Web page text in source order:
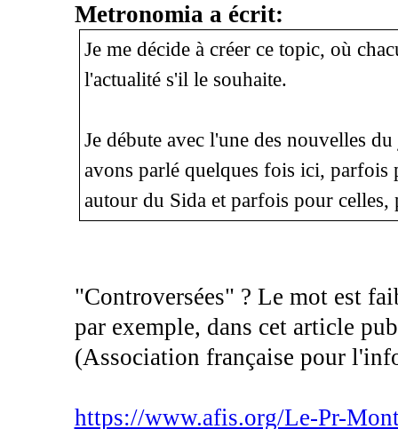
Metronomia a écrit:
Je me décide à créer ce topic, où
l'actualité s'il le souhaite.
Je débute avec l'une des nouvelles
avons parlé quelques fois ici, parfois
autour du Sida et parfois pour celles,
"Controversées" ? Le mot est
par exemple, dans cet article
(Association française pour
https://www.afis.org/Le-Pr-